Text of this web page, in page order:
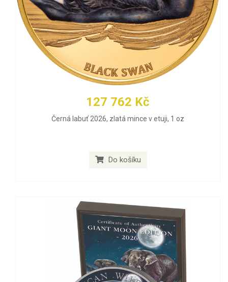
127 762 Kč
Černá labuť 2026, zlatá mince v etuji, 1 oz
Do košíku